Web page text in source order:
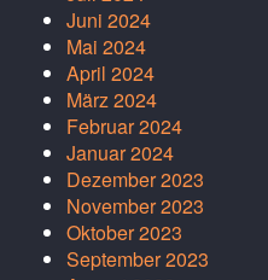
Juni 2024
Mai 2024
April 2024
März 2024
Februar 2024
Januar 2024
Dezember 2023
November 2023
Oktober 2023
September 2023